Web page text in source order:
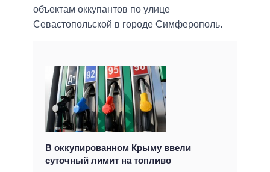
объектам оккупантов по улице
Севастопольской в городе Симферополь.
В оккупированном Крыму ввели
суточный лимит на топливо